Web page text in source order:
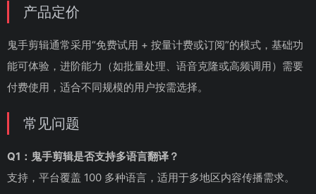
产品定价
鬼手剪辑通常采用“免费试用 + 按量计费或订阅”的模式，基础功
能可体验，进阶能力（如批量处理、语音克隆或高频调用）需要
付费使用，适合不同规模的用户按需选择。
常见问题
Q1：鬼手剪辑是否支持多语言翻译？
支持，平台覆盖 100 多种语言，适用于多地区内容传播需求。